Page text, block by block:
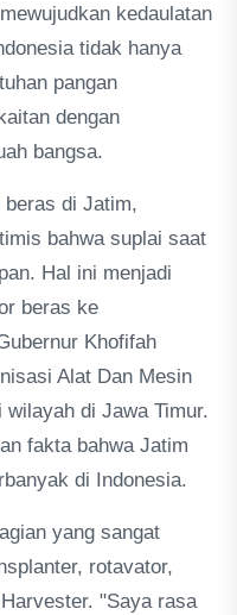
kedaulatan
tidak hanya
pangan
dengan
bangsa.
beras di Jatim,
bahwa suplai saat
Hal ini menjadi
beras ke
Khofifah
Alat Dan Mesin
di Jawa Timur.
fakta bahwa Jatim
di Indonesia.
yang sangat
rotavator,
"Saya rasa